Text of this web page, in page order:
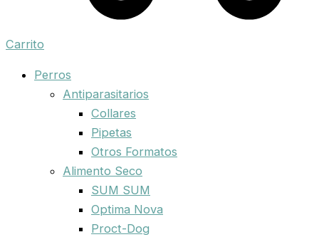
Carrito
Perros
Antiparasitarios
Collares
Pipetas
Otros Formatos
Alimento Seco
SUM SUM
Optima Nova
Proct-Dog